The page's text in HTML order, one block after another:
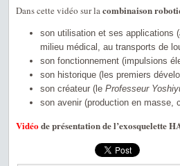
Dans cette vidéo sur lacombinaison
son utilisation et ses applications (
milieu médical, au transports de
son fonctionnement (impulsions
son historique (les premiers
son créateur (le Professeur
son avenir (production en
Vidéode présentation de l’exosquelette